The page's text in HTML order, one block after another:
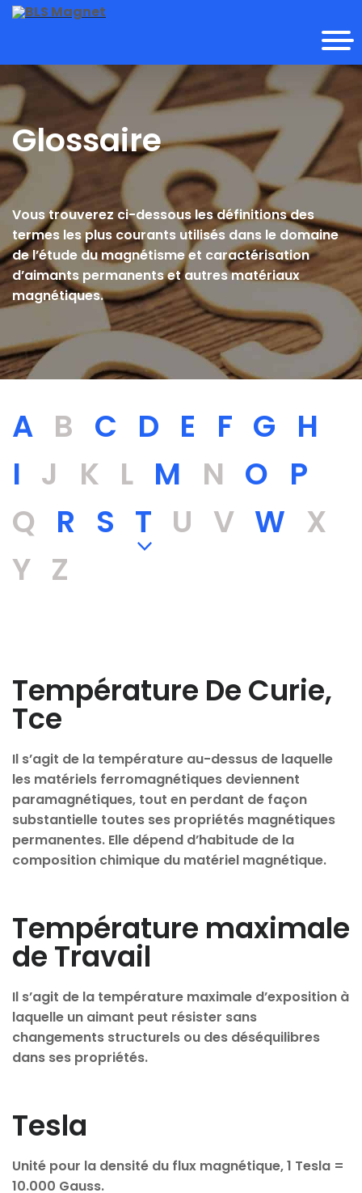
Glossaire
Vous trouverez ci-dessous les définitions des
termes les plus courants utilisés dans le domaine
de l’étude du magnétisme et caractérisation
d’aimants permanents et autres matériaux
magnétiques.
A B C D E F G H
I J K L M N O P
Q R S T U V W X
Y Z
Température De Curie,
Tce
Il s’agit de la température au-dessus de laquelle
les matériels ferromagnétiques deviennent
paramagnétiques, tout en perdant de façon
substantielle toutes ses propriétés magnétiques
permanentes. Elle dépend d’habitude de la
composition chimique du matériel magnétique.
Température maximale
de Travail
Il s’agit de la température maximale d’exposition à
laquelle un aimant peut résister sans
changements structurels ou des déséquilibres
dans ses propriétés.
Tesla
Unité pour la densité du flux magnétique, 1 Tesla =
10.000 Gauss.